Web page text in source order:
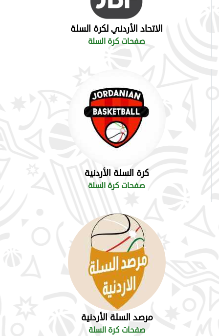
الاتحاد الأردني لكرة السلة
صفحات كرة السلة
كرة السلة الأردنية
صفحات كرة السلة
مرصد السلة الأردنية
صفحات كرة السلة